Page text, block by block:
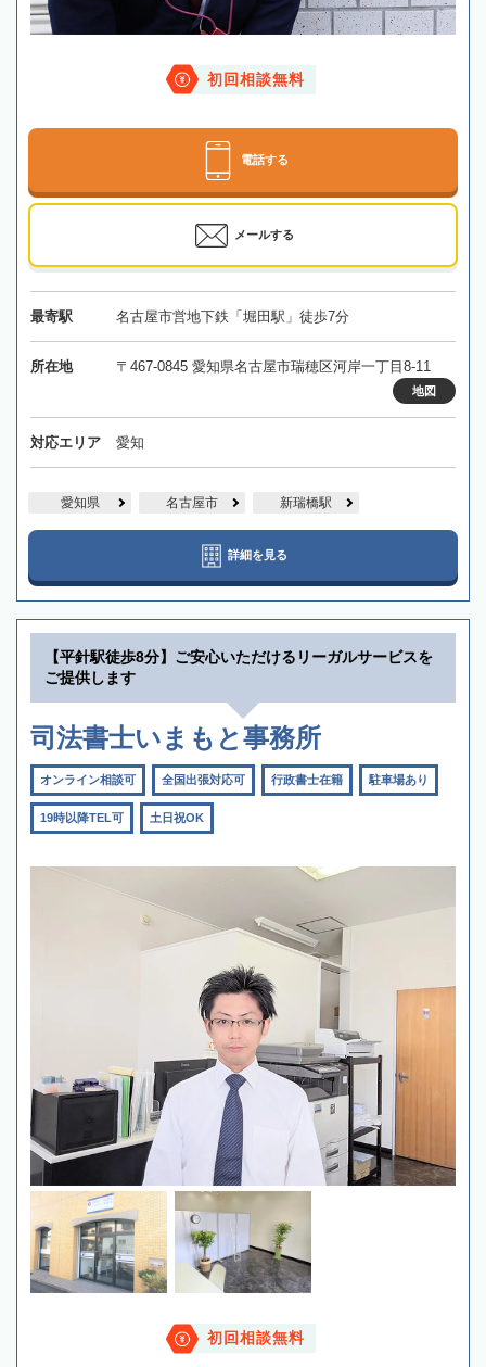
初回相談無料
電話する
メールする
最寄駅 名古屋市営地下鉄「堀田駅」徒歩7分
所在地 〒467-0845 愛知県名古屋市瑞穂区河岸一丁目8-11
地図
対応エリア 愛知
愛知県 名古屋市 新瑞橋駅
詳細を見る
【平針駅徒歩8分】ご安心いただけるリーガルサービスを
ご提供します
司法書士いまもと事務所
オンライン相談可 全国出張対応可 行政書士在籍 駐車場あり
19時以降TEL可 土日祝OK
初回相談無料